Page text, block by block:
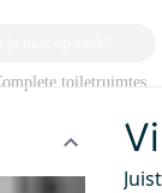
Douches
toiletruimtes